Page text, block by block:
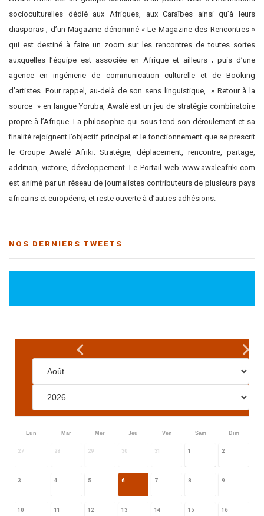
socioculturelles dédié aux Afriques, aux Caraïbes ainsi qu’à leurs
diasporas ; d’un Magazine dénommé « Le Magazine des Rencontres »
qui est destiné à faire un zoom sur les rencontres de toutes sortes
auxquelles l’équipe est associée en Afrique et ailleurs ; puis d’une
agence en ingénierie de communication culturelle et de Booking
d’artistes. Pour rappel, au-delà de son sens linguistique, » Retour à la
source » en langue Yoruba, Awalé est un jeu de stratégie combinatoire
propre à l’Afrique. La philosophie qui sous-tend son déroulement et sa
finalité rejoignent l’objectif principal et le fonctionnement que se prescrit
le Groupe Awalé Afriki. Stratégie, déplacement, rencontre, partage,
addition, victoire, développement. Le Portail web www.awaleafriki.com
est animé par un réseau de journalistes contributeurs de plusieurs pays
africains et européens, et reste ouverte à d’autres adhésions.
NOS DERNIERS TWEETS
Lun Mar Mer Jeu Ven Sam Dim
27 28 29 30 31 1 2
3 4 5 6 7 8 9
10 11 12 13 14 15 16